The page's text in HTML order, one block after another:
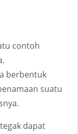
contoh
berbentuk
suatu
dapat